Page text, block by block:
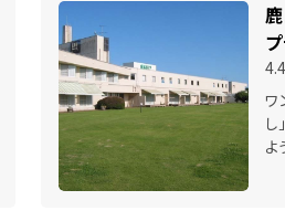
4.4
ワ
し
よ